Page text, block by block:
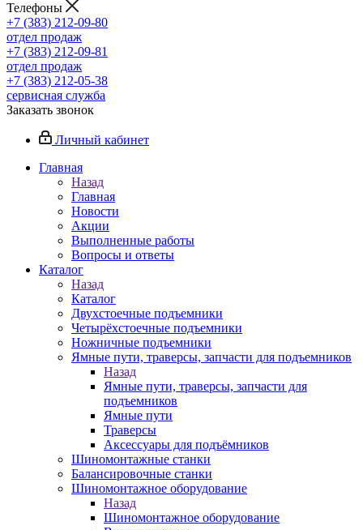
Телефоны
+7 (383) 212-09-80
отдел продаж
+7 (383) 212-09-81
отдел продаж
+7 (383) 212-05-38
сервисная служба
Заказать звонок
Личный кабинет
Главная
Назад
Главная
Новости
Акции
Выполненные работы
Вопросы и ответы
Каталог
Назад
Каталог
Двухстоечные подъемники
Четырёхстоечные подъемники
Ножничные подъемники
Ямные пути, траверсы, запчасти для подъемников
Назад
Ямные пути, траверсы, запчасти для
подъемников
Ямные пути
Траверсы
Аксессуары для подъёмников
Шиномонтажные станки
Балансировочные станки
Шиномонтажное оборудование
Назад
Шиномонтажное оборудование